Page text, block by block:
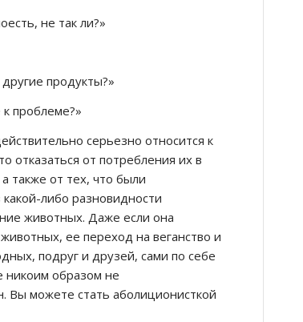
не так ли?»
продукты?»
проблеме?»
серьезно относится к
отказаться от потребления их в
также от тех, что были
либо разновидности
животных. Даже если она
ее переход на веганство и
подруг и друзей, сами по себе
никоим образом не
Вы можете стать аболиционисткой